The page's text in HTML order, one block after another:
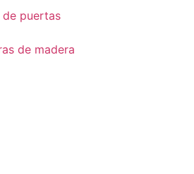
de puertas
de madera